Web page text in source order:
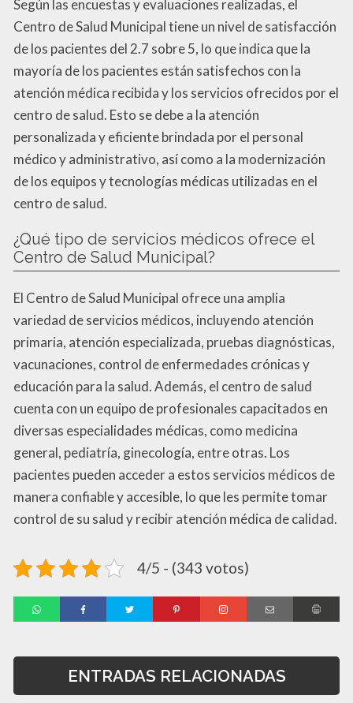
Según las encuestas y evaluaciones realizadas, el
Centro de Salud Municipal tiene un nivel de satisfacción
de los pacientes del 2.7 sobre 5, lo que indica que la
mayoría de los pacientes están satisfechos con la
atención médica recibida y los servicios ofrecidos por el
centro de salud. Esto se debe a la atención
personalizada y eficiente brindada por el personal
médico y administrativo, así como a la modernización
de los equipos y tecnologías médicas utilizadas en el
centro de salud.
¿Qué tipo de servicios médicos ofrece el
Centro de Salud Municipal?
El Centro de Salud Municipal ofrece una amplia
variedad de servicios médicos, incluyendo atención
primaria, atención especializada, pruebas diagnósticas,
vacunaciones, control de enfermedades crónicas y
educación para la salud. Además, el centro de salud
cuenta con un equipo de profesionales capacitados en
diversas especialidades médicas, como medicina
general, pediatría, ginecología, entre otras. Los
pacientes pueden acceder a estos servicios médicos de
manera confiable y accesible, lo que les permite tomar
control de su salud y recibir atención médica de calidad.
4/5 - (343 votos)
ENTRADAS RELACIONADAS